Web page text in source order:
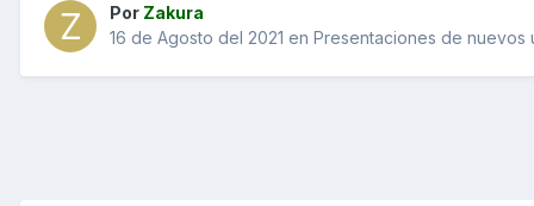
Por Zakura
16 de Agosto del 2021 en Presentaciones de nuevos